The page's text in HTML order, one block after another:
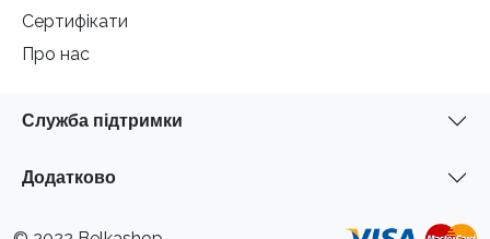
Сертифікати
Про нас
Служба підтримки
Додатково